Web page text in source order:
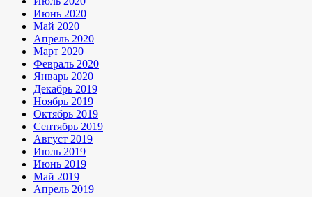
Июнь 2020
Май 2020
Апрель 2020
Март 2020
Февраль 2020
Январь 2020
Декабрь 2019
Ноябрь 2019
Октябрь 2019
Сентябрь 2019
Август 2019
Июль 2019
Июнь 2019
Май 2019
Апрель 2019